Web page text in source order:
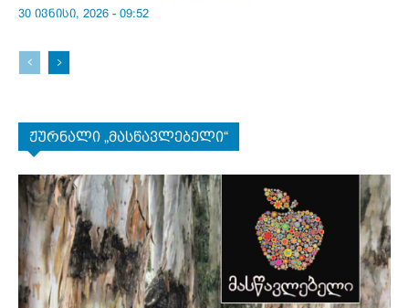
30 ივნისი, 2026 - 09:52
ჟურნალი „მასწავლებელი“